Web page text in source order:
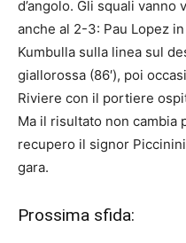
d’angolo. Gli squali vanno
anche al 2-3: Pau Lopez
Kumbulla sulla linea sul
giallorossa (86′), poi
Riviere con il portiere
Ma il risultato non cambia
recupero il signor
gara.
Prossima sfida: